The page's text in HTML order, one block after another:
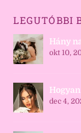
LEGUTÓBBI
Hány
okt 10,
dec 4,